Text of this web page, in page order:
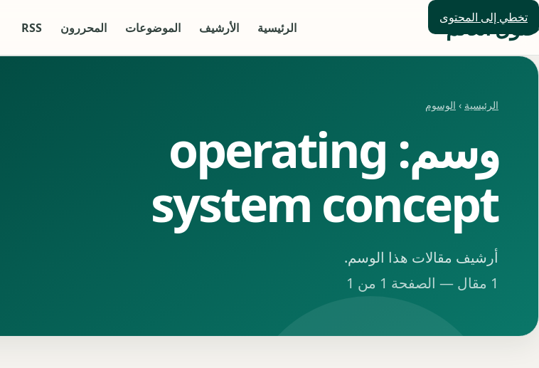
تخطي إلى المحتوى
حلول العالم الرئيسية الأرشيف الموضوعات المحررون RSS
الرئيسية › الوسوم
وسم: operating
system concept
أرشيف مقالات هذا الوسم.
1 مقال — الصفحة 1 من 1